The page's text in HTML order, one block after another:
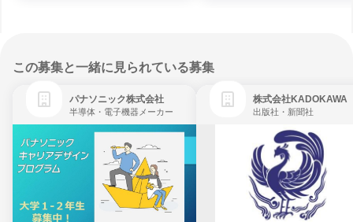
この募集と一緒に見られている募集
パナソニック株式会社
半導体・電子機器メーカー
株式会社KADOKAWA
出版社・新聞社